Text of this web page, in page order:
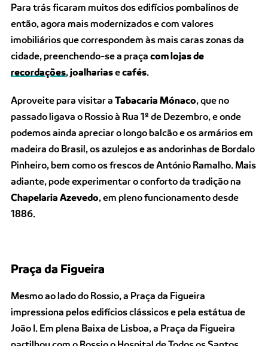
Para trás ficaram muitos dos edifícios pombalinos de
então, agora mais modernizados e com valores
imobiliários que correspondem às mais caras zonas da
cidade, preenchendo-se a praça com lojas de
recordações,joalhariasecafés.
Aproveite para visitar a Tabacaria Mónaco, que no
passado ligava o Rossio à Rua 1º de Dezembro, e onde
podemos ainda apreciar o longo balcão e os armários em
madeira do Brasil, os azulejos e as andorinhas de Bordalo
Pinheiro, bem como os frescos de António Ramalho. Mais
adiante, pode experimentar o conforto da tradição na
Chapelaria Azevedo, em pleno funcionamento desde
1886.
Praça da Figueira
Mesmo ao lado do Rossio, a Praça da Figueira
impressiona pelos edifícios clássicos e pela estátua de
João I. Em plena Baixa de Lisboa, a Praça da Figueira